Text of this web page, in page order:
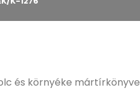
és környéke mártírkönyve